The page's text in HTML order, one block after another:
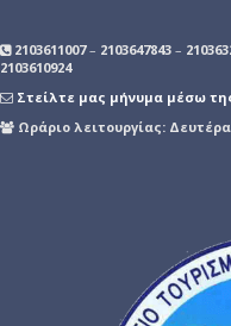
2103611007– 2103647843 –
2103610924
Στείλτε μας μήνυμα μέσω
Ωράριο λειτουργίας: